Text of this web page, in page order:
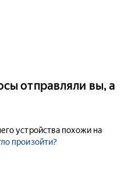
отправляли вы, а
устройства похожи на
произойти?